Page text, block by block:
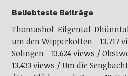
Beliebteste Beiträge
Thomashof-Eifgental-
um den Wipperkotten- 13.717
Solingen- 13.624 views
13.433 views
Um die